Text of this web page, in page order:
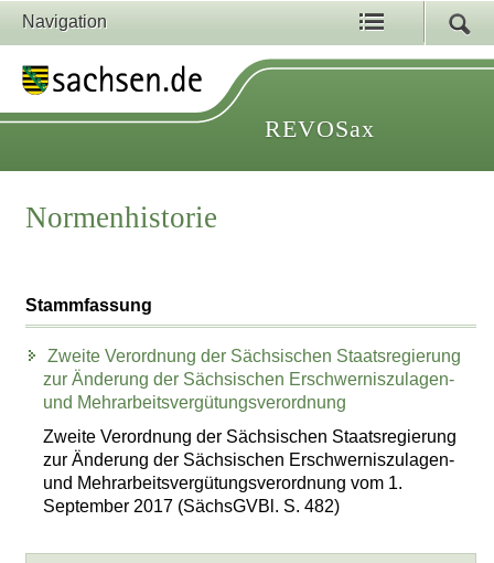
Navigation
REVOSax
Normenhistorie
Stammfassung
Zweite Verordnung der Sächsischen Staatsregierung
zur Änderung der Sächsischen Erschwerniszulagen-
und Mehrarbeitsvergütungsverordnung
Zweite Verordnung der Sächsischen Staatsregierung
zur Änderung der Sächsischen Erschwerniszulagen-
und Mehrarbeitsvergütungsverordnung vom 1.
September 2017 (SächsGVBl. S. 482)